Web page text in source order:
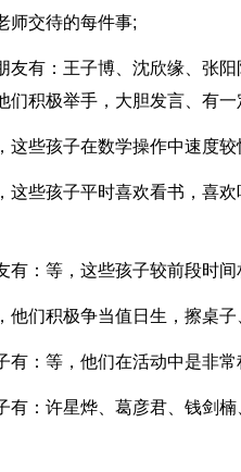
师交待的每件事;
友有：王子博、沈欣缘、张
们积极举手，大胆发言、有
这些孩子在数学操作中速度
这些孩子平时喜欢看书，喜
有：等，这些孩子较前段时
他们积极争当值日生，擦桌
有：等，他们在活动中是非
有：许星烨、葛彦君、钱剑